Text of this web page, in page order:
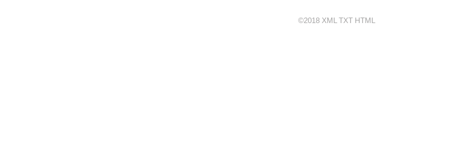
©2018 XML TXT HTML